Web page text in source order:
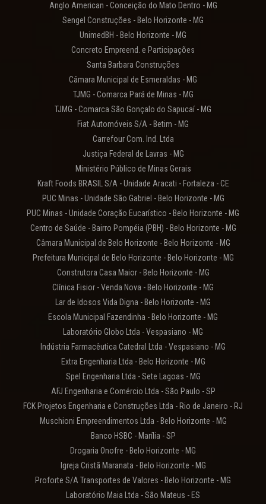
Anglo American - Conceição do Mato Dentro - MG
Sengel Construções - Belo Horizonte - MG
UnimedBH - Belo Horizonte - MG
Concreto Empreend. e Participações
Santa Barbara Construções
Câmara Municipal de Esmeraldas - MG
TJMG - Comarca Pará de Minas - MG
TJMG - Comarca São Gonçalo do Sapucaí - MG
Fiat Automóveis S/A - Betim - MG
Carrefour Com. Ind. Ltda
Justiça Federal de Lavras - MG
Ministério Público de Minas Gerais
Kraft Foods BRASIL S/A - Unidade Aracati - Fortaleza - CE
PUC Minas - Unidade São Gabriel - Belo Horizonte - MG
PUC Minas - Unidade Coração Eucarístico - Belo Horizonte - MG
Centro de Saúde - Bairro Pompéia (PBH) - Belo Horizonte - MG
Câmara Municipal de Belo Horizonte - Belo Horizonte - MG
Prefeitura Municipal de Belo Horizonte - Belo Horizonte - MG
Construtora Casa Maior - Belo Horizonte - MG
Clínica Fisior - Venda Nova - Belo Horizonte - MG
Lar de Idosos Vida Digna - Belo Horizonte - MG
Escola Municipal Fazendinha - Belo Horizonte - MG
Laboratório Globo Ltda - Vespasiano - MG
Indústria Farmacêutica Catedral Ltda - Vespasiano - MG
Extra Engenharia Ltda - Belo Horizonte - MG
Spel Engenharia Ltda - Sete Lagoas - MG
AFJ Engenharia e Comércio Ltda - São Paulo - SP
FCK Projetos Engenharia e Construções Ltda - Rio de Janeiro - RJ
Muschioni Empreendimentos Ltda - Belo Horizonte - MG
Banco HSBC - Marília - SP
Drogaria Onofre - Belo Horizonte - MG
Igreja Cristã Maranata - Belo Horizonte - MG
Proforte S/A Transportes de Valores - Belo Horizonte - MG
Laboratório Maia Ltda - São Mateus - ES